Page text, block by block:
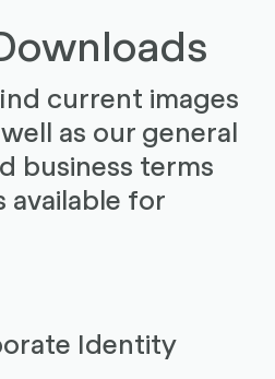
current images
as our general
business terms
available for
Identity